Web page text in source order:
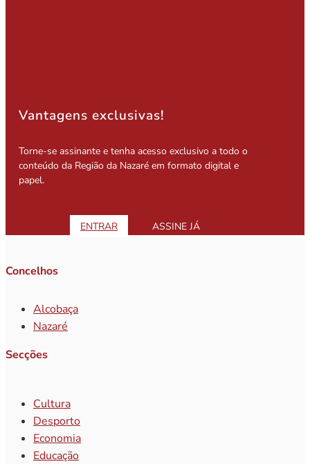
Vantagens exclusivas!
Torne-se assinante e tenha acesso exclusivo a todo o
conteúdo da Região da Nazaré em formato digital e
papel.
ENTRAR ASSINE JÁ
Concelhos
Alcobaça
Nazaré
Secções
Cultura
Desporto
Economia
Educação